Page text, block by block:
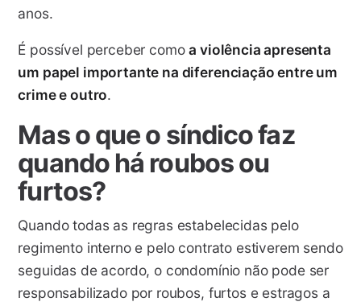
anos.
É possível perceber comoa violência apresenta
um papel importante na diferenciação entre um
crime e outro.
Mas o que o síndico faz
quando há roubos ou
furtos?
Quando todas as regras estabelecidas pelo
regimento interno e pelo contrato estiverem sendo
seguidas de acordo, o condomínio não pode ser
responsabilizado por roubos, furtos e estragos a